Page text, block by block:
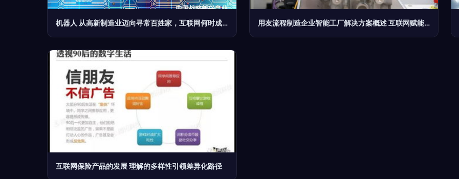
机器人 从高新制造业迈向寻常百姓家，互联网何时成后盾？ 用友流程制造企业智能工厂解决方案概述 互联网赋能下的智造转型
互联网保险产品的发展 理解的多样性引领差异化路径